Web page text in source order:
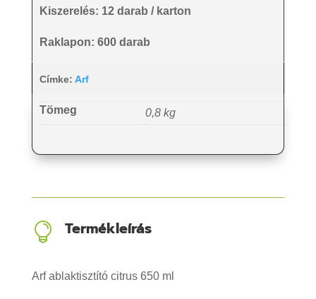
Kiszerelés: 12 darab / karton
Raklapon: 600 darab
Címke: Arf
Tömeg 0,8 kg
 Termékleírás
Arf ablaktisztító citrus 650 ml